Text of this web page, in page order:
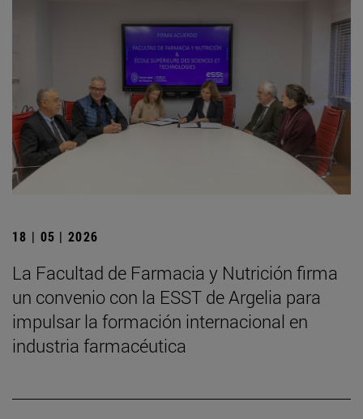
18 | 05 | 2026
La Facultad de Farmacia y Nutrición firma
un convenio con la ESST de Argelia para
impulsar la formación internacional en
industria farmacéutica